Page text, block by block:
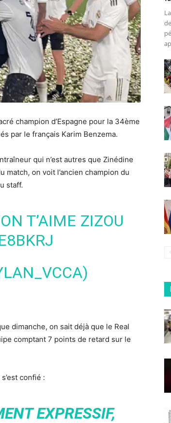
champion d’Espagne pour la 34ème
par le français Karim Benzema.
qui n’est autres que Zinédine
match, on voit l’ancien champion du
staff.
T’AIME ZIZOU
dimanche, on sait déjà que le Real
comptant 7 points de retard sur le
confié :
EXPRESSIF,